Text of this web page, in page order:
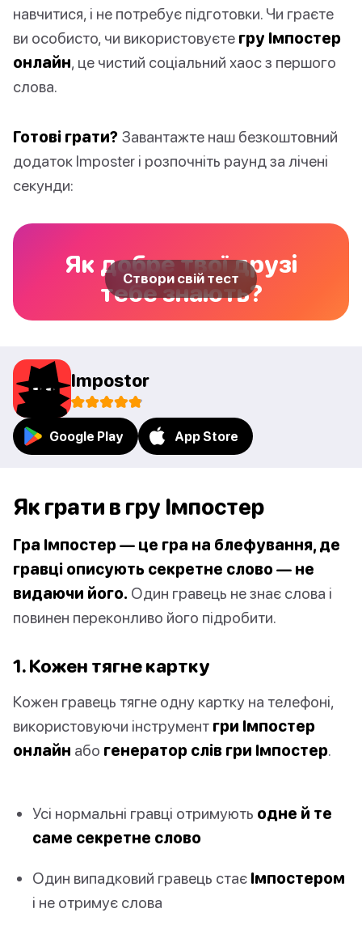
навчитися, і не потребує підготовки. Чи граєте
ви особисто, чи використовуєте гру Імпостер
онлайн, це чистий соціальний хаос з першого
слова.
Готові грати? Завантажте наш безкоштовний
додаток Imposter і розпочніть раунд за лічені
секунди:
Як добре твої друзі
тебе знають?
Створи свій тест
Impostor
Google Play App Store
Як грати в гру Імпостер
Гра Імпостер — це гра на блефування, де
гравці описують секретне слово — не
видаючи його. Один гравець не знає слова і
повинен переконливо його підробити.
1. Кожен тягне картку
Кожен гравець тягне одну картку на телефоні,
використовуючи інструмент гри Імпостер
онлайн або генератор слів гри Імпостер.
Усі нормальні гравці отримують одне й те
саме секретне слово
Один випадковий гравець стає Імпостером
і не отримує слова